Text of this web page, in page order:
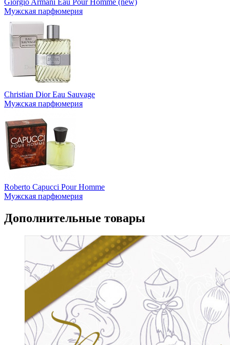
Giorgio Armani Eau Pour Homme (new)
Мужская парфюмерия
Christian Dior Eau Sauvage
Мужская парфюмерия
Roberto Capucci Pour Homme
Мужская парфюмерия
Дополнительные товары